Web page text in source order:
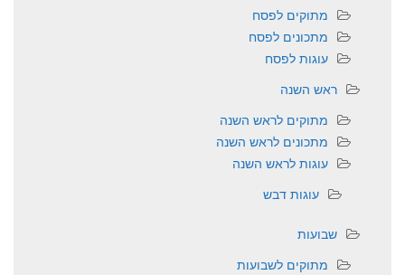
מתוקים לפסח
מתכונים לפסח
עוגות לפסח
ראש השנה
מתוקים לראש השנה
מתכונים לראש השנה
עוגות לראש השנה
עוגות דבש
שבועות
מתוקים לשבועות